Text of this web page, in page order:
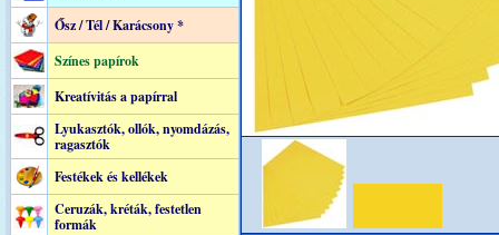
Ősz / Tél / Karácsony *
Színes papírok
Kreatívitás a papírral
Lyukasztók, ollók, nyomdázás,
ragasztók
Festékek és kellékek
Ceruzák, kréták, festetlen
formák